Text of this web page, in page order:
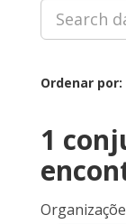
Ordenar por
1